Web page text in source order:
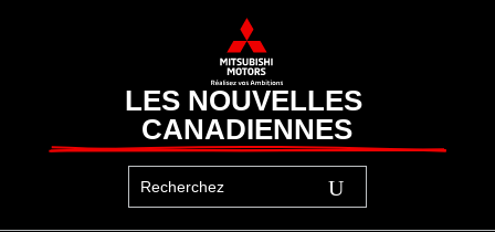
LES NOUVELLES
CANADIENNES